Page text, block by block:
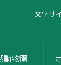
文字サ
動物園